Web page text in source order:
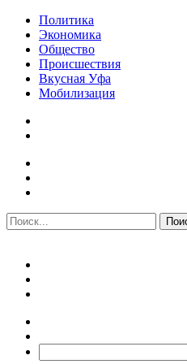
Политика
Экономика
Общество
Происшествия
Вкусная Уфа
Мобилизация